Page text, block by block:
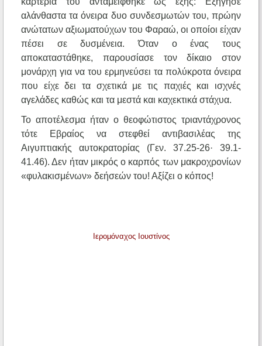
αλάνθαστα τα όνειρα δυο συνδεσμωτών του, πρώην
ανώτατων αξιωματούχων του Φαραώ, οι οποίοι είχαν
πέσει σε δυσμένεια. Όταν ο ένας τους
αποκαταστάθηκε, παρουσίασε τον δίκαιο στον
μονάρχη για να του ερμηνεύσει τα πολύκροτα όνειρα
που είχε δει τα σχετικά με τις παχιές και ισχνές
αγελάδες καθώς και τα μεστά και καχεκτικά στάχυα.
Το αποτέλεσμα ήταν ο θεοφώτιστος τριαντάχρονος
τότε Εβραίος να στεφθεί αντιβασιλέας της
Αιγυπτιακής αυτοκρατορίας (Γεν. 37.25-26· 39.1-
41.46). Δεν ήταν μικρός ο καρπός των μακροχρονίων
«φυλακισμένων» δεήσεών του! Αξίζει ο κόπος!
Ιερομόναχος Ιουστίνος